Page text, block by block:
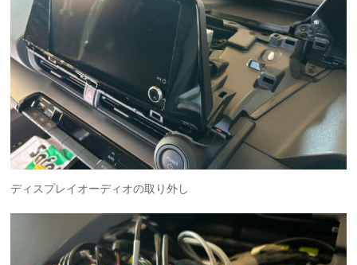
ディスプレイオーディオの取り外し